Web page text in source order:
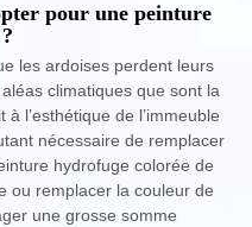
pour une peinture
les ardoises perdent leurs
climatiques que sont la
l’esthétique de l’immeuble
nécessaire de remplacer
hydrofuge colorée de
ou remplacer la couleur de
une grosse somme